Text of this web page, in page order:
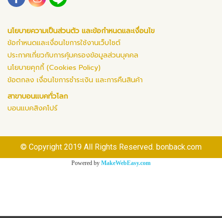
นโยบายความเป็นส่วนตัว และข้อกำหนดและเงื่อนไข
ข้อกำหนดและเงื่อนไขการใช้งานเว็บไซต์
ประกาศเกี่ยวกับการคุ้มครองข้อมูลส่วนบุคคล
นโยบายคุกกี้ (Cookies Policy)
ข้อตกลง เงื่อนไขการชำระเงิน และการคืนสินค้า
สาขาบอนแบคทั่วโลก
บอนแบคสิงคโปร์
© Copyright 2019 All Rights Reserved. bonback.com
Powered by MakeWebEasy.com